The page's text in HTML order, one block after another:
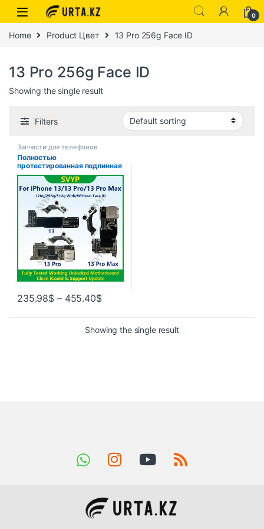
0
Home Product Цвет 13 Pro 256g Face ID
13 Pro 256g Face ID
Showing the single result
Filters
Запчасти для телефонов
Полностью
протестированная подлинная
материнская плата для
iPhone 13 Pro Max, 128 г/256
г, разблокированная
материнская плата с
лицевым идентификатором,
очищенная iCloud, быстрая
доставка
235.98$ – 455.40$
Showing the single result